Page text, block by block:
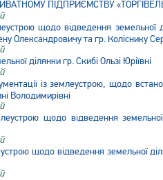
ПІДПРИЄМСТВУ
щодо відведення земельної
Олександровичу та гр. Коліснику
ділянки гр. Скибі Ользі Юріївні
із землеустрою, щодо
Володимирівні
щодо відведення
щодо відведення земельної